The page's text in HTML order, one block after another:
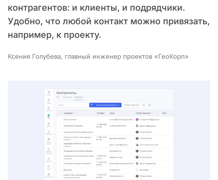
контрагентов: и клиенты, и подрядчики.
Удобно, что любой контакт можно привязать,
например, к проекту.
Ксения Голубева, главный инженер проектов «ГеоКорп»